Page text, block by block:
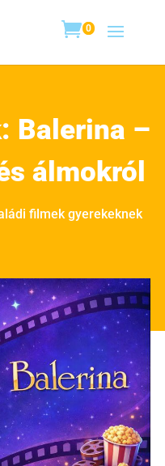
0
Balerina –
álmokról
filmek gyerekeknek